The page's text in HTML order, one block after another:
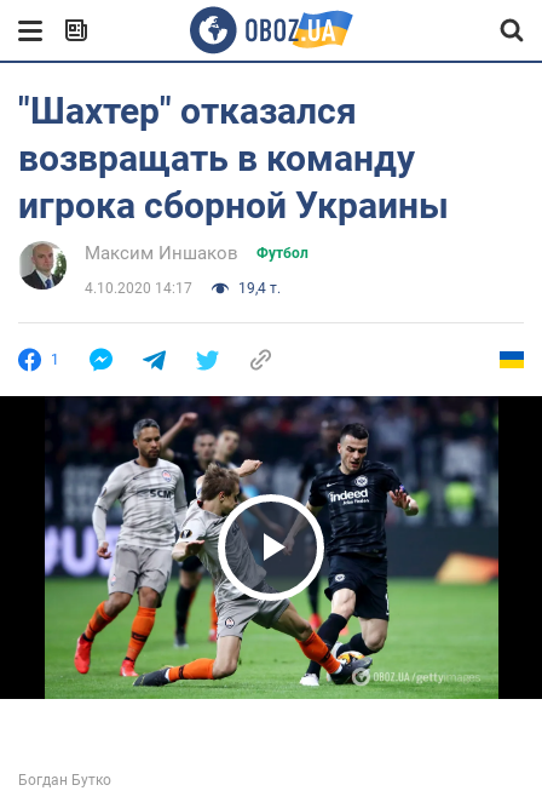
"Шахтер" отказался
возвращать в команду
игрока сборной Украины
Максим Иншаков Футбол
4.10.2020 14:17 19,4 т.
1
Play Video